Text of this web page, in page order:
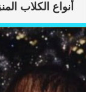
كما يمكن أن تتشكل
اذا كنت تمتلك كلبة غير
اقرا ايضا: معالجة تدلى
صعوبة في الولادة أو
(سواء كانت